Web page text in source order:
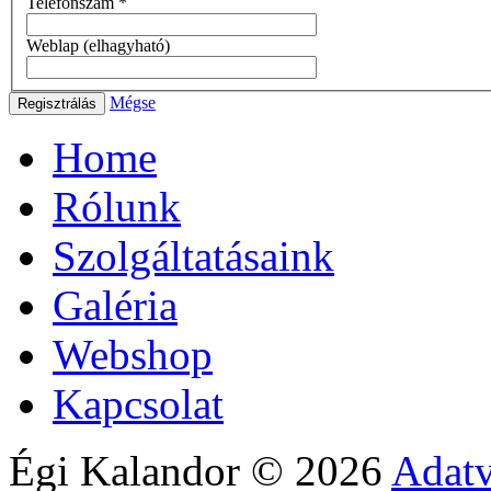
Weblap (elhagyható)
Regisztrálás Mégse
Home
Rólunk
Szolgáltatásaink
Galéria
Webshop
Kapcsolat
Égi Kalandor © 2026